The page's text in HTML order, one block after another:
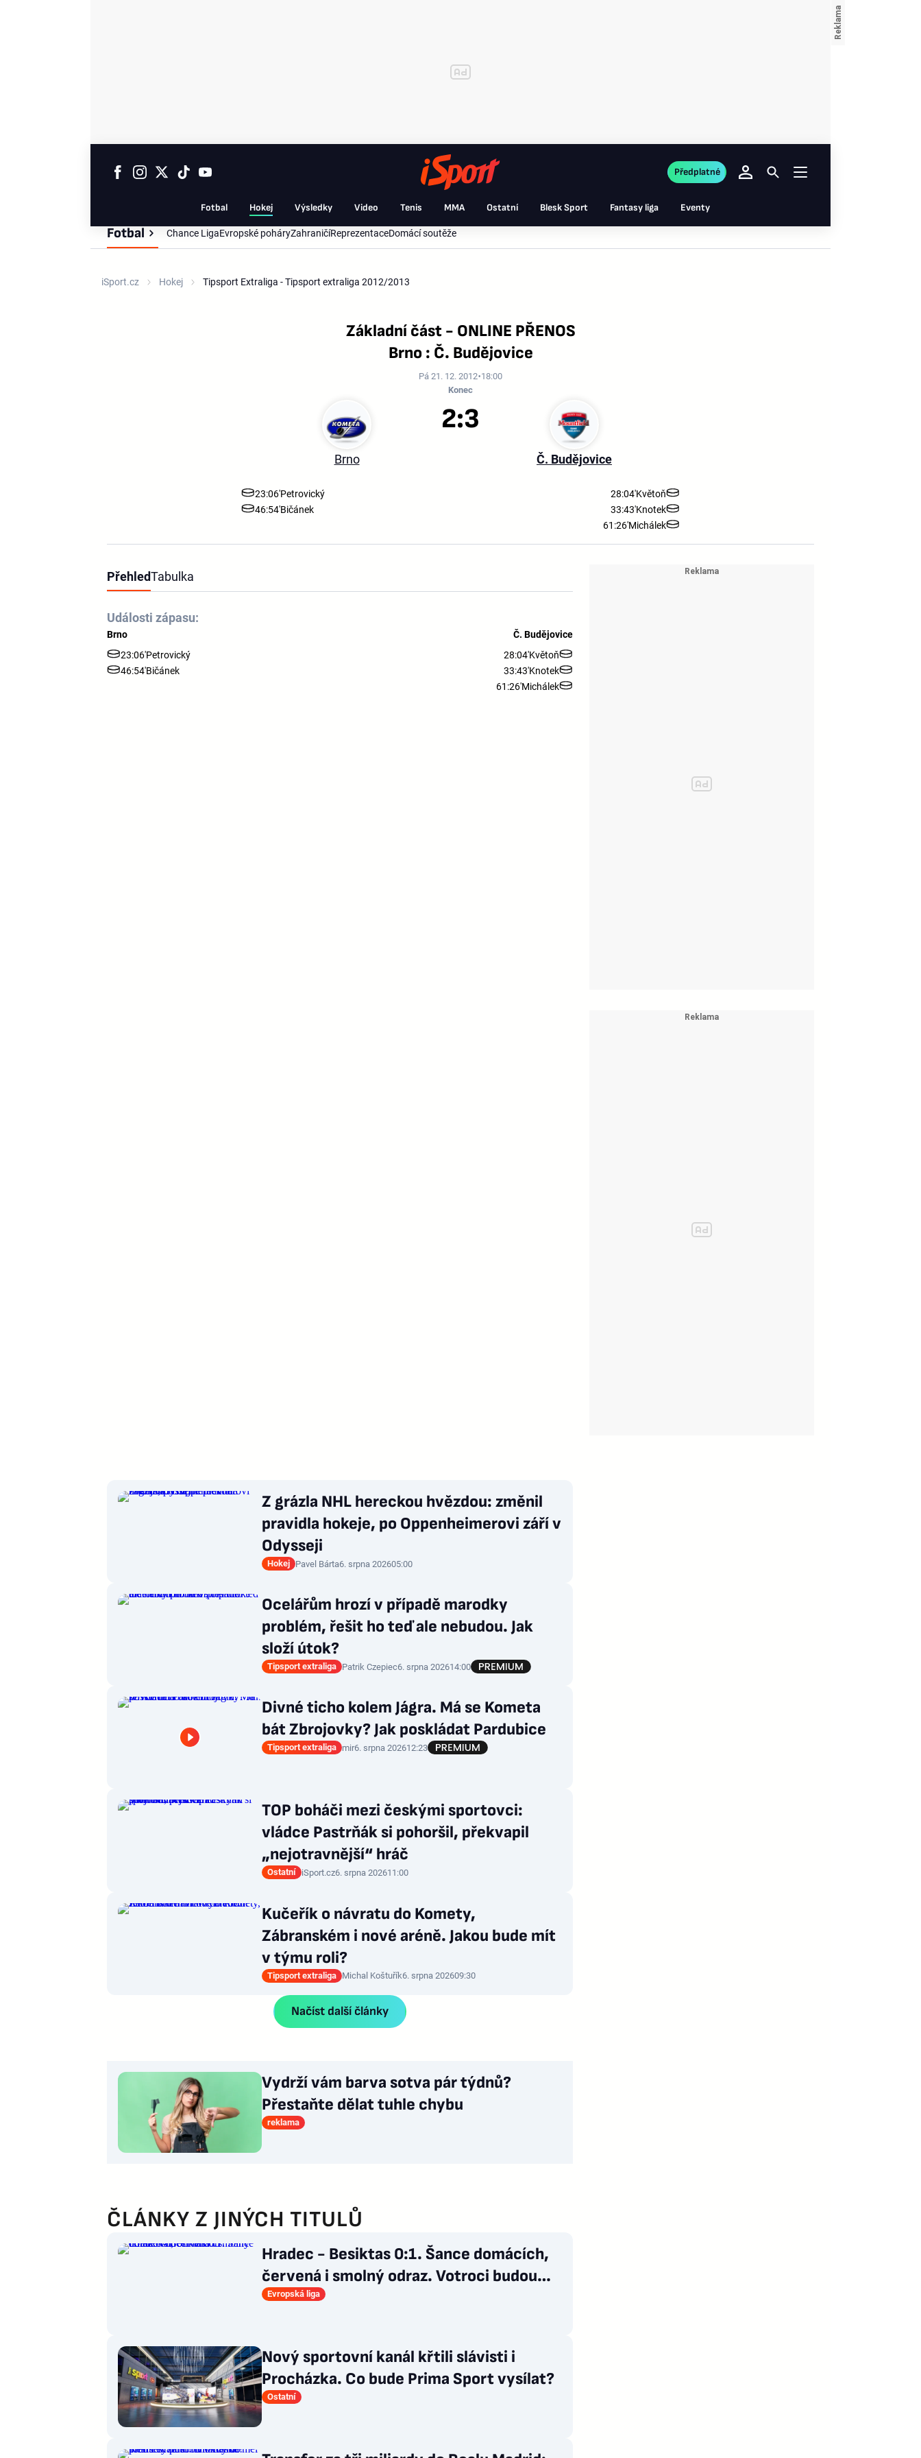
Fotbal Hokej Výsledky Video Tenis MMA Ostatní Blesk Sport Fantasy liga Eventy
Předplatné
Fotbal Chance LigaEvropské poháryZahraničíReprezentaceDomácí soutěže
iSport.cz Hokej Tipsport Extraliga - Tipsport extraliga 2012/2013
Základní část - ONLINE PŘENOS
Brno : Č. Budějovice
Pá 21. 12. 2012 18:00
Konec
Brno Č. Budějovice
2:3
23:06'Petrovický
46:54'Bičánek
28:04'Květoň
33:43'Knotek
61:26'Michálek
PřehledTabulka
Události zápasu:
Brno
23:06'Petrovický
46:54'Bičánek
Č. Budějovice
28:04'Květoň
33:43'Knotek
61:26'Michálek
Z grázla NHL hereckou hvězdou: změnil
pravidla hokeje, po Oppenheimerovi září v
Odysseji
Hokej Pavel Bárta6. srpna 202605:00
Ocelářům hrozí v případě marodky
problém, řešit ho teď ale nebudou. Jak
složí útok?
Tipsport extraliga Patrik Czepiec6. srpna 202614:00
Divné ticho kolem Jágra. Má se Kometa
bát Zbrojovky? Jak poskládat Pardubice
Tipsport extraliga mir6. srpna 202612:23
TOP boháči mezi českými sportovci:
vládce Pastrňák si pohoršil, překvapil
„nejotravnější“ hráč
Ostatní iSport.cz6. srpna 202611:00
Kučeřík o návratu do Komety,
Zábranském i nové aréně. Jakou bude mít
v týmu roli?
Tipsport extraliga Michal Koštuřík6. srpna 202609:30
Načíst další články
Vydrží vám barva sotva pár týdnů?
Přestaňte dělat tuhle chybu
reklama
ČLÁNKY Z JINÝCH TITULŮ
Hradec - Besiktas 0:1. Šance domácích,
červená i smolný odraz. Votroci budou
dotahovat
Evropská liga
Nový sportovní kanál křtili slávisti i
Procházka. Co bude Prima Sport vysílat?
Ostatní